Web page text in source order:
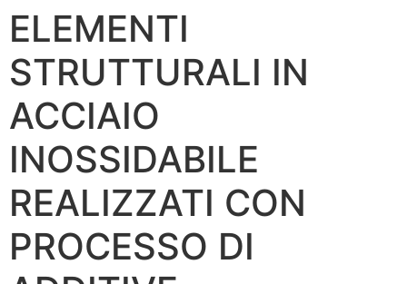
ELEMENTI
STRUTTURALI IN
ACCIAIO
INOSSIDABILE
REALIZZATI CON
PROCESSO DI